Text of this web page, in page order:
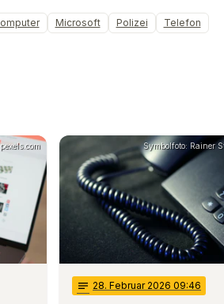
Microsoft Polizei Telefon
Symbolfoto: Rainer
notes 28. Februar 2026 09:46